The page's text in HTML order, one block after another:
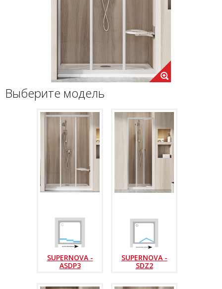
Выберите модель
SUPERNOVA -
ASDP3
SUPERNOVA -
SDZ2